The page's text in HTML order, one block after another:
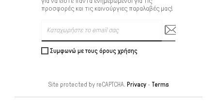
προσφορές και τις καινούργιες παραλαβές μας!
Συμφωνώ με τους όρους χρήσης
Site protected by reCAPTCHA. Privacy- Terms